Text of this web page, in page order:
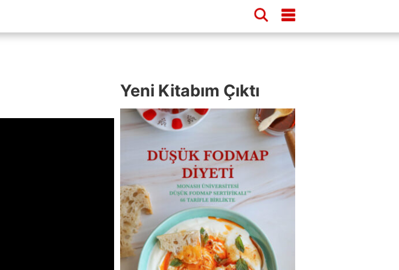
Yeni Kitabım Çıktı